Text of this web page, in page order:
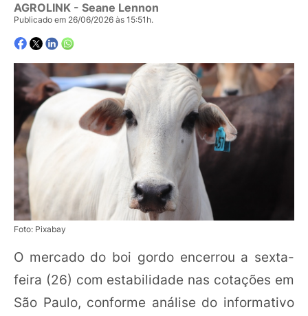
AGROLINK - Seane Lennon
Publicado em 26/06/2026 às 15:51h.
Foto: Pixabay
O mercado do boi gordo encerrou a sexta-
feira (26) com estabilidade nas cotações em
São Paulo, conforme análise do informativo